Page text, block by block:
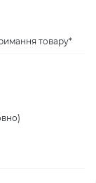
товару*